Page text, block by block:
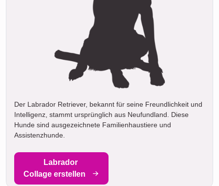
Der Labrador Retriever, bekannt für seine Freundlichkeit und
Intelligenz, stammt ursprünglich aus Neufundland. Diese
Hunde sind ausgezeichnete Familienhaustiere und
Assistenzhunde.
Labrador
Collage erstellen